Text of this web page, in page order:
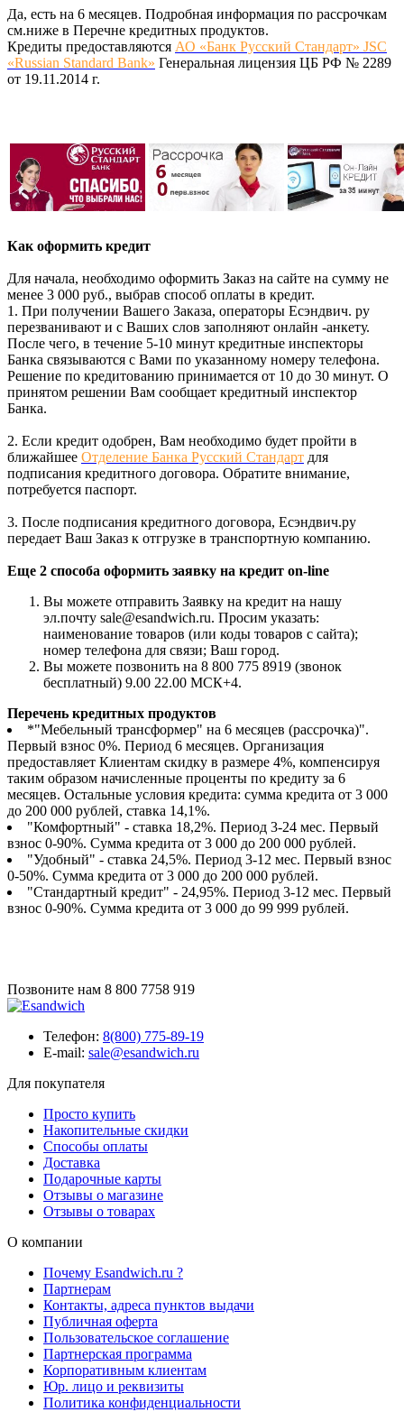
Да, есть на 6 месяцев. Подробная информация по рассрочкам
см.ниже в Перечне кредитных продуктов.
Кредиты предоставляются АО «Банк Русский Стандарт» JSC
«Russian Standard Bank» Генеральная лицензия ЦБ РФ № 2289
от 19.11.2014 г.
Как оформить кредит
Для начала, необходимо оформить Заказ на сайте на сумму не
менее 3 000 руб., выбрав способ оплаты в кредит.
1. При получении Вашего Заказа, операторы Есэндвич. ру
перезванивают и с Ваших слов заполняют онлайн -анкету.
После чего, в течение 5-10 минут кредитные инспекторы
Банка связываются с Вами по указанному номеру телефона.
Решение по кредитованию принимается от 10 до 30 минут. О
принятом решении Вам сообщает кредитный инспектор
Банка.
2. Если кредит одобрен, Вам необходимо будет пройти в
ближайшее Отделение Банка Русский Стандарт для
подписания кредитного договора. Обратите внимание,
потребуется паспорт.
3. После подписания кредитного договора, Есэндвич.ру
передает Ваш Заказ к отгрузке в транспортную компанию.
Еще 2 способа оформить заявку на кредит on-line
Вы можете отправить Заявку на кредит на нашу
эл.почту sale@esandwich.ru. Просим указать:
наименование товаров (или коды товаров с сайта);
номер телефона для связи; Ваш город.
Вы можете позвонить на 8 800 775 8919 (звонок
бесплатный) 9.00 22.00 МСК+4.
Перечень кредитных продуктов
*"Мебельный трансформер" на 6 месяцев (рассрочка)".
Первый взнос 0%. Период 6 месяцев. Организация
предоставляет Клиентам скидку в размере 4%, компенсируя
таким образом начисленные проценты по кредиту за 6
месяцев. Остальные условия кредита: сумма кредита от 3 000
до 200 000 рублей, ставка 14,1%.
"Комфортный" - ставка 18,2%. Период 3-24 мес. Первый
взнос 0-90%. Сумма кредита от 3 000 до 200 000 рублей.
"Удобный" - ставка 24,5%. Период 3-12 мес. Первый взнос
0-50%. Сумма кредита от 3 000 до 200 000 рублей.
"Стандартный кредит" - 24,95%. Период 3-12 мес. Первый
взнос 0-90%. Сумма кредита от 3 000 до 99 999 рублей.
Позвоните нам 8 800 7758 919
Телефон: 8(800) 775-89-19
E-mail: sale@esandwich.ru
Для покупателя
Просто купить
Накопительные скидки
Способы оплаты
Доставка
Подарочные карты
Отзывы о магазине
Отзывы о товарах
О компании
Почему Esandwich.ru ?
Партнерам
Контакты, адреса пунктов выдачи
Публичная оферта
Пользовательское соглашение
Партнерская программа
Корпоративным клиентам
Юр. лицо и реквизиты
Политика конфиденциальности